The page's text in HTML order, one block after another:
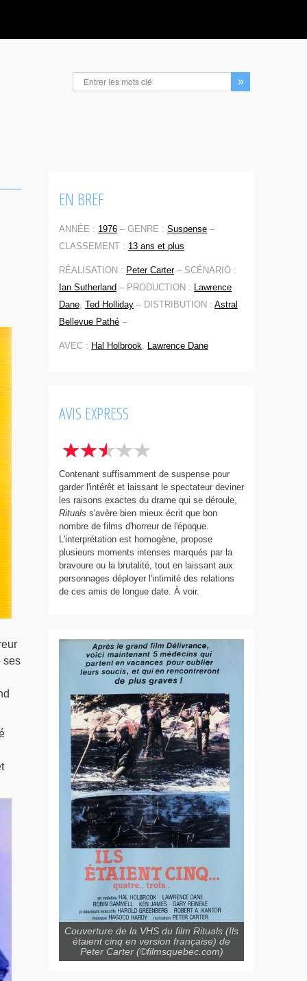
ses
EN BREF
ANNÉE : 1976 – GENRE : Suspense –
CLASSEMENT : 13 ans et plus
RÉALISATION : Peter Carter– SCÉNARIO :
Ian Sutherland – PRODUCTION : Lawrence
Dane, Ted Holliday – DISTRIBUTION : Astral
Bellevue Pathé –
AVEC : Hal Holbrook, Lawrence Dane
AVIS EXPRESS
Contenant suffisamment de suspense pour
garder l'intérêt et laissant le spectateur deviner
les raisons exactes du drame qui se déroule,
Rituals s'avère bien mieux écrit que bon
nombre de films d'horreur de l'époque.
L'interprétation est homogène, propose
plusieurs moments intenses marqués par la
bravoure ou la brutalité, tout en laissant aux
personnages déployer l'intimité des relations
de ces amis de longue date. À voir.
Couverture de la VHS du film Rituals (Ils
étaient cinq en version française) de
Peter Carter (©filmsquebec.com)